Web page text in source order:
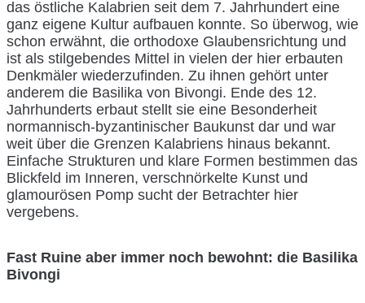
das östliche Kalabrien seit dem 7. Jahrhundert eine
ganz eigene Kultur aufbauen konnte. So überwog, wie
schon erwähnt, die orthodoxe Glaubensrichtung und
ist als stilgebendes Mittel in vielen der hier erbauten
Denkmäler wiederzufinden. Zu ihnen gehört unter
anderem die Basilika von Bivongi. Ende des 12.
Jahrhunderts erbaut stellt sie eine Besonderheit
normannisch-byzantinischer Baukunst dar und war
weit über die Grenzen Kalabriens hinaus bekannt.
Einfache Strukturen und klare Formen bestimmen das
Blickfeld im Inneren, verschnörkelte Kunst und
glamourösen Pomp sucht der Betrachter hier
vergebens.
Fast Ruine aber immer noch bewohnt: die Basilika
Bivongi